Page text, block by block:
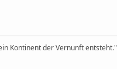
Kontinent der Vernunft entsteht."